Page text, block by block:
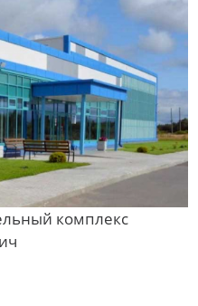
комплекс